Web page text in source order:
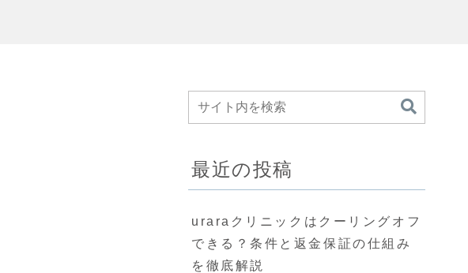
最近の投稿
uraraクリニックはクーリングオフ
できる？条件と返金保証の仕組み
を徹底解説